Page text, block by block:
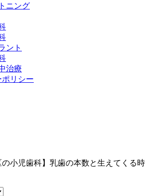
ニング
ント
治療
リシー
の小児歯科】乳歯の本数と生えてくる時